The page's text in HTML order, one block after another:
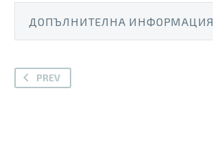
ДОПЪЛНИТЕЛНА ИНФОРМАЦИЯ
PREV